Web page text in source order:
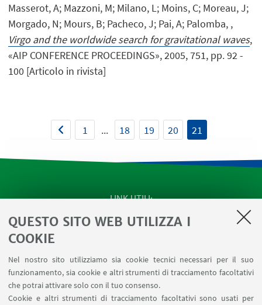
QUESTO SITO WEB UTILIZZA I
COOKIE
Nel nostro sito utilizziamo sia cookie tecnici necessari per il suo
funzionamento, sia cookie e altri strumenti di tracciamento facoltativi
che potrai attivare solo con il tuo consenso.
Cookie e altri strumenti di tracciamento facoltativi sono usati per
Masserot, A; Mazzoni, M; Milano, L; Moins, C; Moreau, J;
Morgado, N; Mours, B; Pacheco, J; Pai, A; Palomba, ,
Virgo and the worldwide search for gravitational waves,
«AIP CONFERENCE PROCEEDINGS», 2005, 751, pp. 92 -
100 [Articolo in rivista]
1 ... 18 19 20 21
LINK UTILI
Apps
Prenotazione Sale
Carta dei Servizi